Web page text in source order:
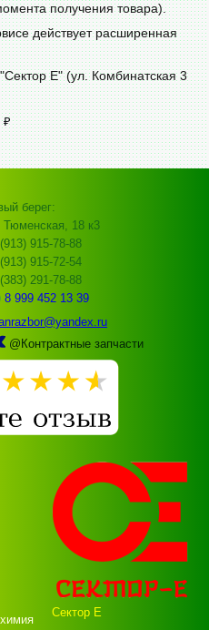
получения товара).
действует расширенная
Е" (ул. Комбинатская 3
₽
берег:
Тюменская, 18 к3
915-78-88
915-72-54
291-78-88
8 999 452 13 39
@Контрактные запчасти
Сектор Е